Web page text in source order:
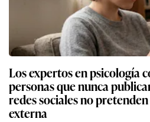
Los expertos en psicología
personas que nunca
redes sociales no
externa